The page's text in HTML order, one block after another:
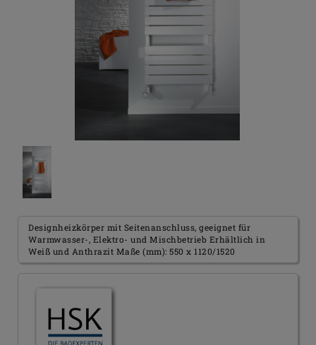
Designheizkörper mit Seitenanschluss, geeignet für
Warmwasser-, Elektro- und Mischbetrieb Erhältlich in
Weiß und Anthrazit Maße (mm): 550 x 1120/1520